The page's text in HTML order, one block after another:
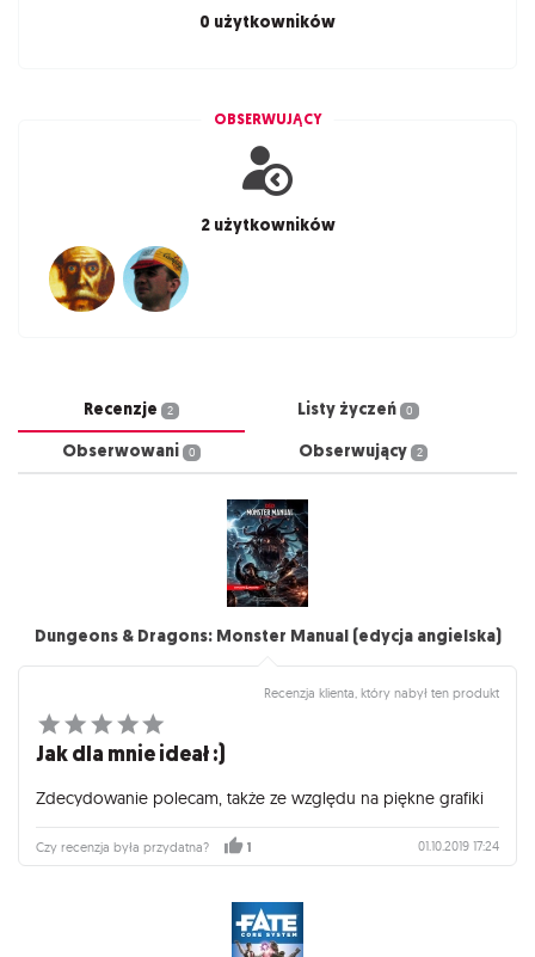
0 użytkowników
OBSERWUJĄCY
2 użytkowników
Recenzje 2 Listy życzeń 0
Obserwowani 0 Obserwujący 2
Dungeons & Dragons: Monster Manual (edycja angielska)
Recenzja klienta, który nabył ten produkt
Jak dla mnie ideał :)
Zdecydowanie polecam, także ze względu na piękne grafiki
Czy recenzja była przydatna? 1 01.10.2019 17:24